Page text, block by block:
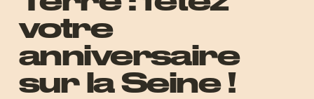
votre
anniversaire
sur la Seine !